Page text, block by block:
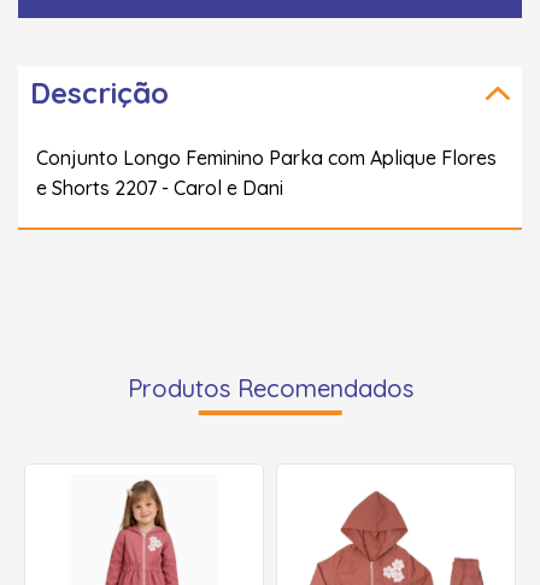
Descrição
Conjunto Longo Feminino Parka com Aplique Flores
e Shorts 2207 - Carol e Dani
Produtos Recomendados